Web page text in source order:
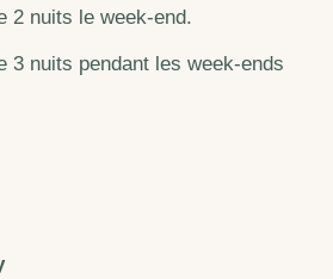
2 nuits le week-end.
3 nuits pendant les week-ends